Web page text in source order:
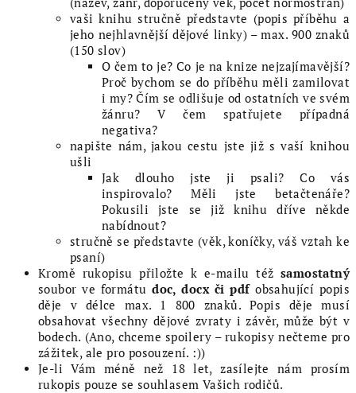
vaši knihu stručně představte (popis příběhu a
jeho nejhlavnější dějové linky) – max. 900 znaků
(150 slov)
O čem to je? Co je na knize nejzajímavější?
Proč bychom se do příběhu měli zamilovat
i my? Čím se odlišuje od ostatních ve svém
žánru? V čem spatřujete případná
negativa?
napište nám, jakou cestu jste již s vaší knihou
ušli
Jak dlouho jste ji psali? Co vás
inspirovalo? Měli jste betačtenáře?
Pokusili jste se již knihu dříve někde
nabídnout?
stručně se představte (věk, koníčky, váš vztah ke
psaní)
Kromě rukopisu přiložte k e-mailu též samostatný
soubor ve formátudoc, docx či pdfobsahující popis
děje v délce max. 1 800 znaků. Popis děje musí
obsahovat všechny dějové zvraty i závěr, může být v
bodech. (Ano, chceme spoilery – rukopisy nečteme pro
zážitek, ale pro posouzení. :))
Je-li Vám méně než 18 let, zasílejte nám prosím
rukopis pouze se souhlasem Vašich rodičů.